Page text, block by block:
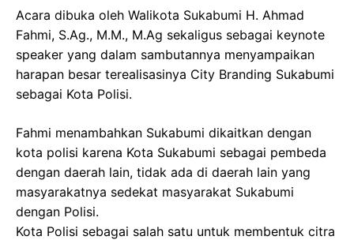
Acara dibuka oleh Walikota Sukabumi H. Ahmad
Fahmi, S.Ag., M.M., M.Ag sekaligus sebagai keynote
speaker yang dalam sambutannya menyampaikan
harapan besar terealisasinya City Branding Sukabumi
sebagai Kota Polisi.
Fahmi menambahkan Sukabumi dikaitkan dengan
kota polisi karena Kota Sukabumi sebagai pembeda
dengan daerah lain, tidak ada di daerah lain yang
masyarakatnya sedekat masyarakat Sukabumi
dengan Polisi.
Kota Polisi sebagai salah satu untuk membentuk citra